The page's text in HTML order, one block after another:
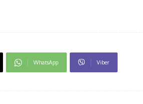
WhatsApp Viber